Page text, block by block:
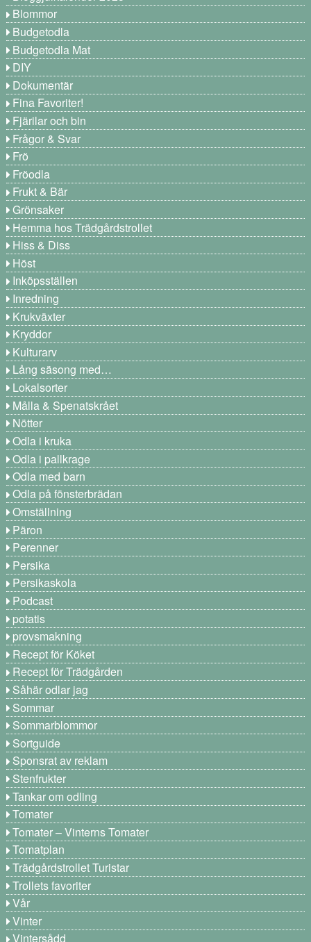
Blommor
Budgetodla
Budgetodla Mat
DIY
Dokumentär
Fina Favoriter!
Fjärilar och bin
Frågor & Svar
Frö
Fröodla
Frukt & Bär
Grönsaker
Hemma hos Trädgårdstrollet
Hiss & Diss
Höst
Inköpsställen
Inredning
Krukväxter
Kryddor
Kulturarv
Lång säsong med…
Lokalsorter
Målla & Spenatskrået
Nötter
Odla i kruka
Odla i pallkrage
Odla med barn
Odla på fönsterbrädan
Omställning
Päron
Perenner
Persika
Persikaskola
Podcast
potatis
provsmakning
Recept för Köket
Recept för Trädgården
Såhär odlar jag
Sommar
Sommarblommor
Sortguide
Sponsrat av reklam
Stenfrukter
Tankar om odling
Tomater
Tomater – Vinterns Tomater
Tomatplan
Trädgårdstrollet Turistar
Trollets favoriter
Vår
Vinter
Vintersådd